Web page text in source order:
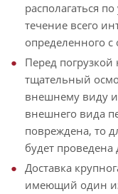
располагаться
течение всего
определенного с
Перед
тщательный
внешнему виду
внешнего вида
повреждена, то
будет
Доставка
имеющий один